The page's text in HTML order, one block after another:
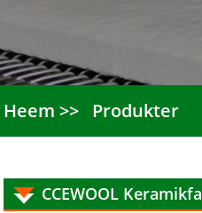
Heem Produkter
CCEWOOL